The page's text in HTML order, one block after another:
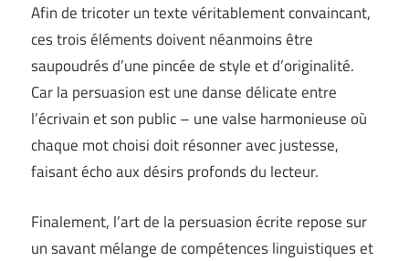
Afin de tricoter un texte véritablement convaincant,
ces trois éléments doivent néanmoins être
saupoudrés d’une pincée de style et d’originalité.
Car la persuasion est une danse délicate entre
l’écrivain et son public – une valse harmonieuse où
chaque mot choisi doit résonner avec justesse,
faisant écho aux désirs profonds du lecteur.
Finalement, l’art de la persuasion écrite repose sur
un savant mélange de compétences linguistiques et